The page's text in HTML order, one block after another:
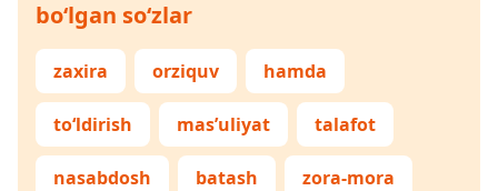
bo‘lgan so‘zlar
zaxira orziquv hamda
to‘ldirish mas’uliyat talafot
nasabdosh batash zora-mora